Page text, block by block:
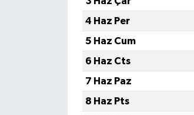
4 Haz Per
5 Haz Cum
6 Haz Cts
7 Haz Paz
8 Haz Pts